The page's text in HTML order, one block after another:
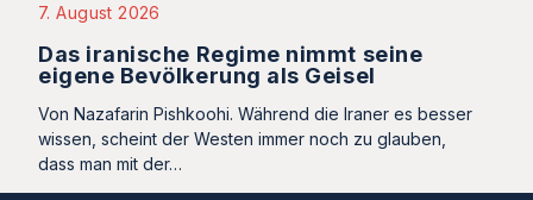
7. August 2026
Das iranische Regime nimmt seine
eigene Bevölkerung als Geisel
Von Nazafarin Pishkoohi. Während die Iraner es besser
wissen, scheint der Westen immer noch zu glauben,
dass man mit der…